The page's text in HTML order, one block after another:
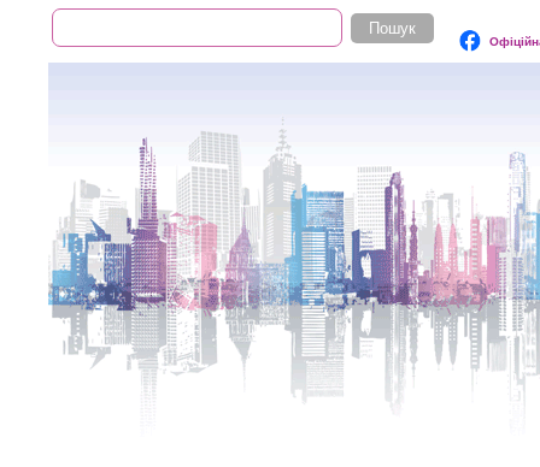
Пошукова форма
Пошук